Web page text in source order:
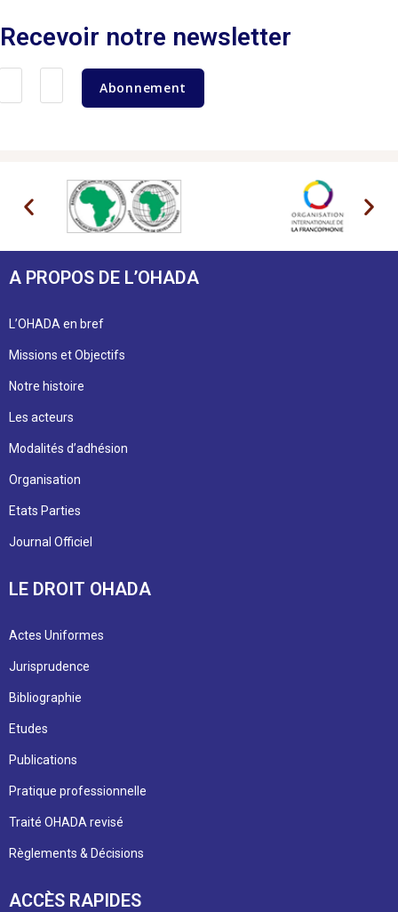
Recevoir notre newsletter
Abonnement
A PROPOS DE L’OHADA
L’OHADA en bref
Missions et Objectifs
Notre histoire
Les acteurs
Modalités d’adhésion
Organisation
Etats Parties
Journal Officiel
LE DROIT OHADA
Actes Uniformes
Jurisprudence
Bibliographie
Etudes
Publications
Pratique professionnelle
Traité OHADA revisé
Règlements & Décisions
ACCÈS RAPIDES